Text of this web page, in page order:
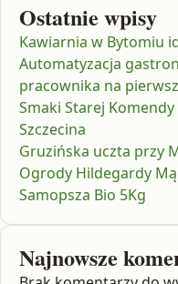
Ostatnie wpisy
Kawiarnia w Bytomiu
Automatyzacja
pracownika na
Smaki Starej
Szczecina
Gruzińska uczta przy
Ogrody Hildegardy
Samopsza Bio 5Kg
Najnowsze